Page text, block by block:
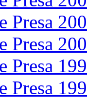
Presa
Presa
Presa
Presa